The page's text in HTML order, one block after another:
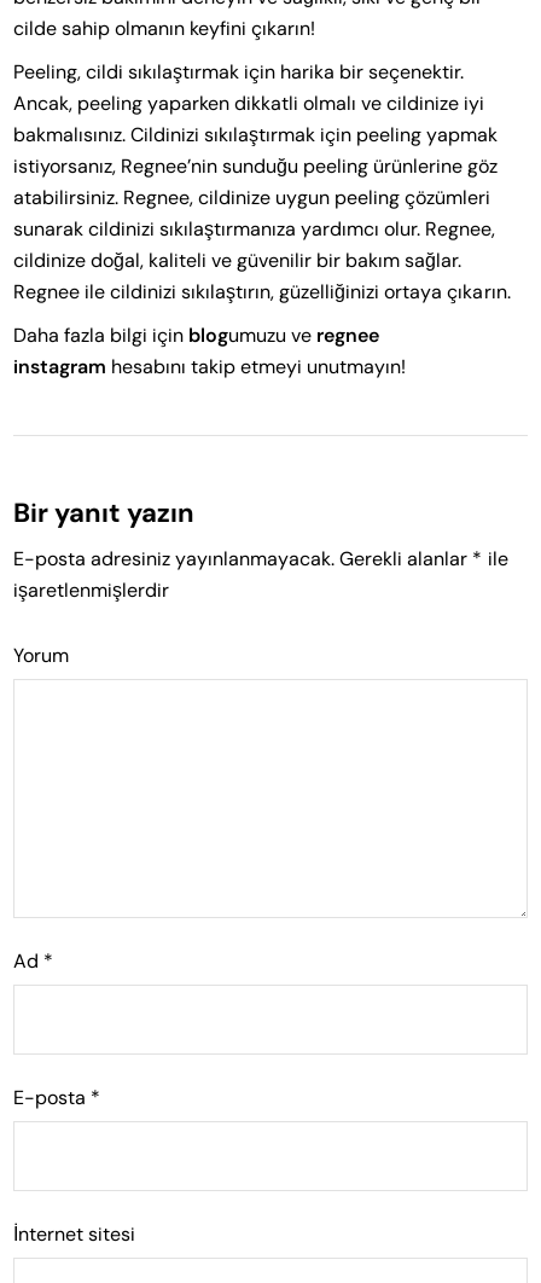
cilde sahip olmanın keyfini çıkarın!
Peeling, cildi sıkılaştırmak için harika bir seçenektir.
Ancak, peeling yaparken dikkatli olmalı ve cildinize iyi
bakmalısınız. Cildinizi sıkılaştırmak için peeling yapmak
istiyorsanız, Regnee’nin sunduğu peeling ürünlerine göz
atabilirsiniz. Regnee, cildinize uygun peeling çözümleri
sunarak cildinizi sıkılaştırmanıza yardımcı olur. Regnee,
cildinize doğal, kaliteli ve güvenilir bir bakım sağlar.
Regnee ile cildinizi sıkılaştırın, güzelliğinizi ortaya çıkarın.
Daha fazla bilgi için blogumuzu ve regnee
instagram hesabını takip etmeyi unutmayın!
Bir yanıt yazın
E-posta adresiniz yayınlanmayacak. Gerekli alanlar * ile
işaretlenmişlerdir
Yorum
Ad *
E-posta *
İnternet sitesi